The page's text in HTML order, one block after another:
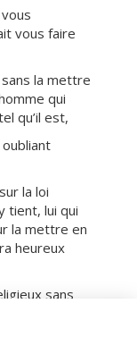
vous faire
sans la mettre
qui
qu’il est,
la loi
tient, lui qui
la mettre en
heureux
sans